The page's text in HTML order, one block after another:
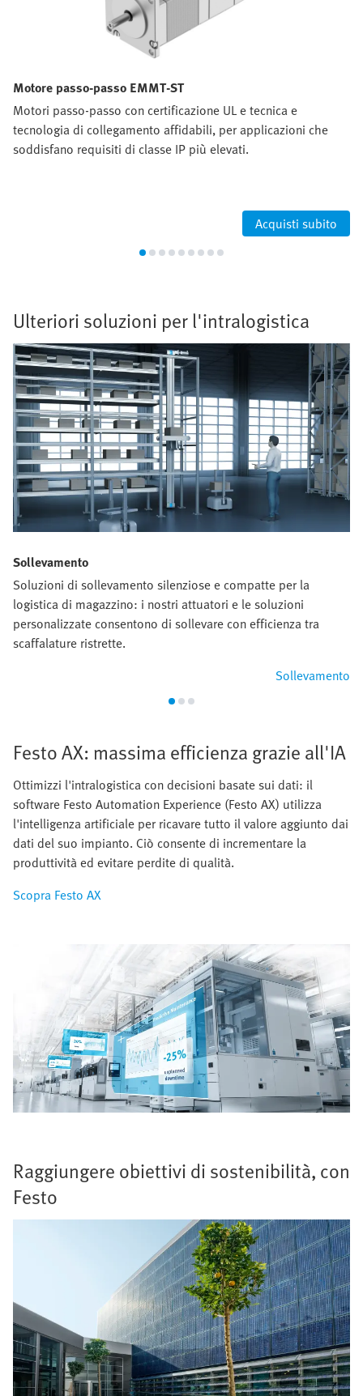
Motore passo-passo EMMT-ST
Motori passo-passo con certificazione UL e tecnica e
tecnologia di collegamento affidabili, per applicazioni che
soddisfano requisiti di classe IP più elevati.
Acquisti subito
Ulteriori soluzioni per l'intralogistica
Sollevamento
Soluzioni di sollevamento silenziose e compatte per la
logistica di magazzino: i nostri attuatori e le soluzioni
personalizzate consentono di sollevare con efficienza tra
scaffalature ristrette.
Sollevamento
Festo AX: massima efficienza grazie all'IA
Ottimizzi l'intralogistica con decisioni basate sui dati: il
software Festo Automation Experience (Festo AX) utilizza
l'intelligenza artificiale per ricavare tutto il valore aggiunto dai
dati del suo impianto. Ciò consente di incrementare la
produttività ed evitare perdite di qualità.
Scopra Festo AX
Raggiungere obiettivi di sostenibilità, con
Festo